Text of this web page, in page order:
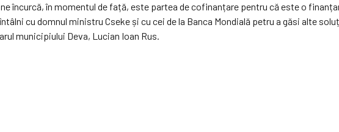
încurcă, în momentul de față, este partea de cofinanțare pentru că este o
cu domnul ministru Cseke și cu cei de la Banca Mondială petru a găsi alte
municipiului Deva, Lucian Ioan Rus.